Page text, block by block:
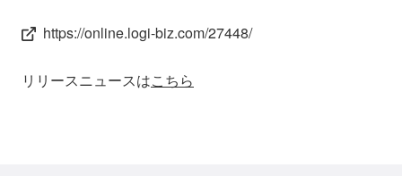
https://online.logi-biz.com/27448/
リリースニュースはこちら